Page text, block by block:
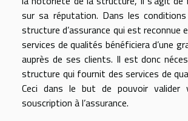
sur sa réputation. Dans les
structure d’assurance qui est reconnue
services de qualités bénéficiera d’une
auprès de ses clients. Il est donc
structure qui fournit des services de
Ceci dans le but de pouvoir valider
souscription à l’assurance.